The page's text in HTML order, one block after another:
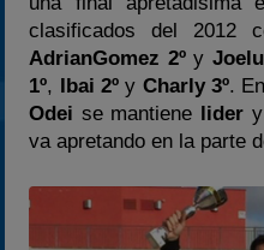
clasificados del 2012
AdrianGomez 2ºy
1º, Ibai 2º y Charly 3º.
Odei se mantiene lider
va apretando en la parte